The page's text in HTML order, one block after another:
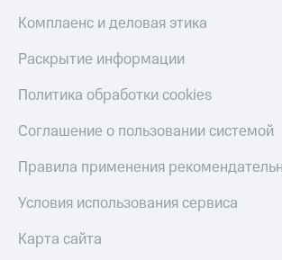
скидки
товары
Комплаенс и деловая этика
Раскрытие информации
Политика обработки cookies
Соглашение о пользовании системой
Правила применения
Условия использования сервиса
Карта сайта